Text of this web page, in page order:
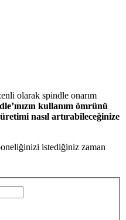
olarak spindle onarım
kullanım ömrünü
üretimi nasıl artırabileceğinize
istediğiniz zaman